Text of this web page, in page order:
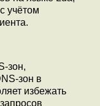
учётом
зон,
зон в
избежать